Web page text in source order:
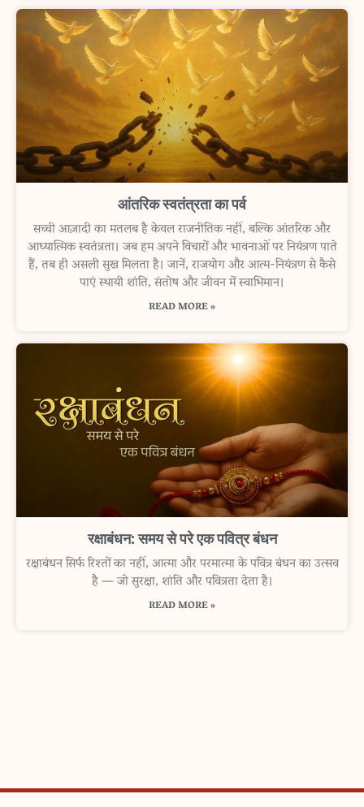
आंतरिक स्वतंत्रता का पर्व
सच्ची आज़ादी का मतलब है केवल राजनीतिक नहीं, बल्कि आंतरिक और
आध्यात्मिक स्वतंत्रता। जब हम अपने विचारों और भावनाओं पर नियंत्रण पाते
हैं, तब ही असली सुख मिलता है। जानें, राजयोग और आत्म-नियंत्रण से कैसे
पाएं स्थायी शांति, संतोष और जीवन में स्वाभिमान।
READ MORE »
रक्षाबंधन: समय से परे एक पवित्र बंधन
रक्षाबंधन सिर्फ रिश्तों का नहीं, आत्मा और परमात्मा के पवित्र बंधन का उत्सव
है — जो सुरक्षा, शांति और पवित्रता देता है।
READ MORE »